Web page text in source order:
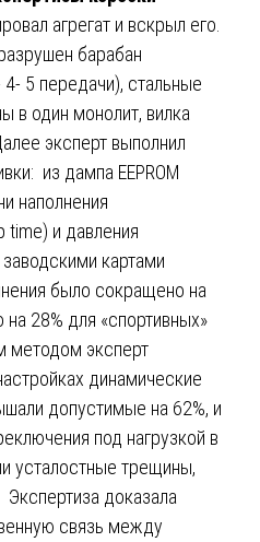
агрегат и вскрыл его.
барабан
5 передачи), стальные
в один монолит, вилка
эксперт выполнил
из дампа EEPROM
наполнения
time) и давления
картами
было сокращено на
28% для «спортивных»
методом эксперт
динамические
допустимые на 62%, и
под нагрузкой в
усталостные трещины,
доказала
связь между